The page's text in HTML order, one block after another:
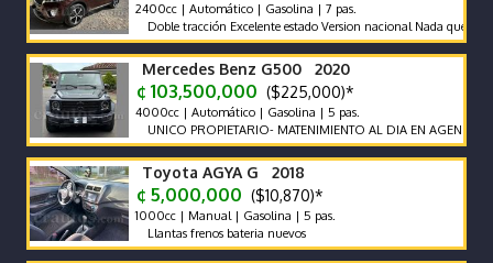
2400cc | Automático | Gasolina | 7 pas.
Doble tracción Excelente estado Version nacional Nada que hacerle
Mercedes Benz G500 2020
¢ 103,500,000 ($225,000)*
4000cc | Automático | Gasolina | 5 pas.
UNICO PROPIETARIO- MATENIMIENTO AL DIA EN AGENCIA
Toyota AGYA G 2018
¢ 5,000,000 ($10,870)*
1000cc | Manual | Gasolina | 5 pas.
Llantas frenos bateria nuevos